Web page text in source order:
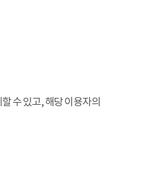
수 있고, 해당 이용자의